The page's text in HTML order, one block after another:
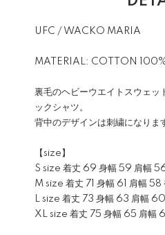
UFC / WACKO MARIA
MATERIAL: COTTON
裏毛のヘビーウエイトスウェッ
ックシャツ。
背中のデザインは刺繍になりま
【size】
S size 着丈 69 身幅 59 肩幅
M size 着丈 71 身幅 61 肩幅 58
L size 着丈 73 身幅 63 肩幅
XL size 着丈 75 身幅 65 肩幅